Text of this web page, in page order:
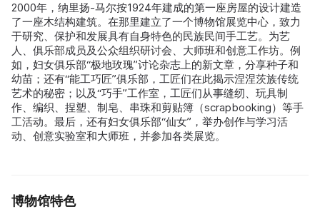
2000年，纳里扬-马尔按1924年建成的第一座房屋的设计建造
了一座木结构建筑。在那里建立了一个博物馆展览中心，致力
于研究、保护和发展具有自身特色的民族民间手工艺。为艺
人、俱乐部成员及公众组织研讨会、大师班和创意工作坊。例
如，妇女俱乐部“极地玫瑰”讨论杂志上的新文章，分享种子和
幼苗；还有“能工巧匠”俱乐部，工匠们在此揭示涅涅茨族传统
艺术的秘密；以及“巧手”工作室，工匠们从事缝纫、玩具制
作、编织、捏塑、制皂、串珠和剪贴簿（scrapbooking）等手
工活动。最后，还有妇女俱乐部“仙女”，举办创作与学习活
动、创意实验室和大师班，并参加各类展览。
博物馆特色